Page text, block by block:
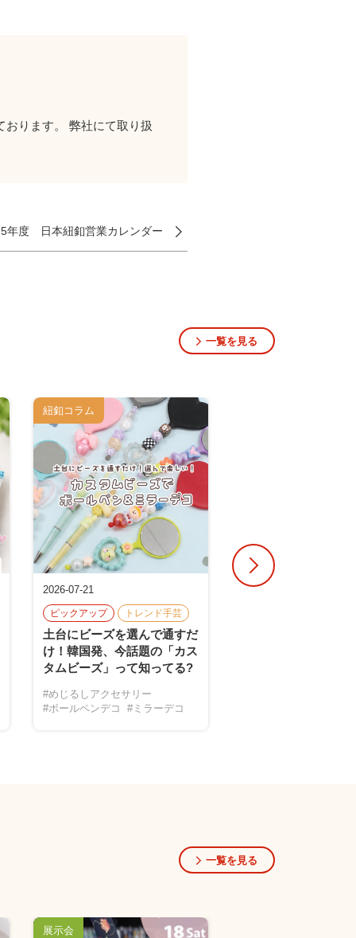
おります。 弊社にて取り扱
年度 日本紐釦営業カレンダー
一覧を見る
2026-07-21
ピックアップ トレンド手芸
土台にビーズを選んで通すだ
け！韓国発、今話題の「カス
タムビーズ」って知ってる?
#めじるしアクセサリー
#ボールペンデコ
#ミラーデコ
紐釦コラム
2026-07-17
一覧を見る
展示会